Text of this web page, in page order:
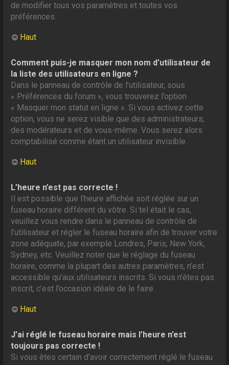
de modifier tous vos paramètres et toutes vos
préférences.
Haut
Comment puis-je masquer mon nom d’utilisateur de
la liste des utilisateurs en ligne ?
Dans le panneau de contrôle de l’utilisateur, sous
« Préférences du forum », vous trouverez l’option
« Masquer mon statut en ligne ». Si vous activez cette
option, vous ne serez visible que des administrateurs,
des modérateurs et de vous-même. Vous serez alors
comptabilisé comme étant un utilisateur invisible.
Haut
L’heure n’est pas correcte !
Il est possible que l’heure affichée soit réglée sur un
fuseau horaire différent du vôtre. Si tel était le cas,
veuillez vous rendre dans le panneau de contrôle de
l’utilisateur et régler le fuseau horaire afin de trouver votre
zone adéquate, par exemple Londres, Paris, New York,
Sydney, etc. Veuillez noter que le réglage du fuseau
horaire, comme la plupart des autres paramètres, n’est
accessible qu’aux utilisateurs inscrits. Si vous n’êtes pas
inscrit, c’est l’occasion idéale de le faire.
Haut
J’ai réglé le fuseau horaire mais l’heure n’est
toujours pas correcte !
Si vous êtes certain d’avoir correctement réglé le fuseau